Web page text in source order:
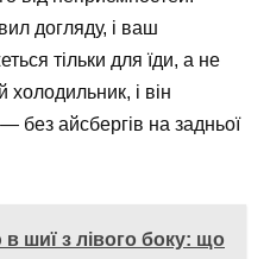
догляду, і ваш
тільки для їди, а не
холодильник, і він
без айсбергів на задньої
шиї з лівого боку: що